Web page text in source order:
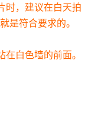
时，建议在白天拍
是符合要求的。
白色墙的前面。